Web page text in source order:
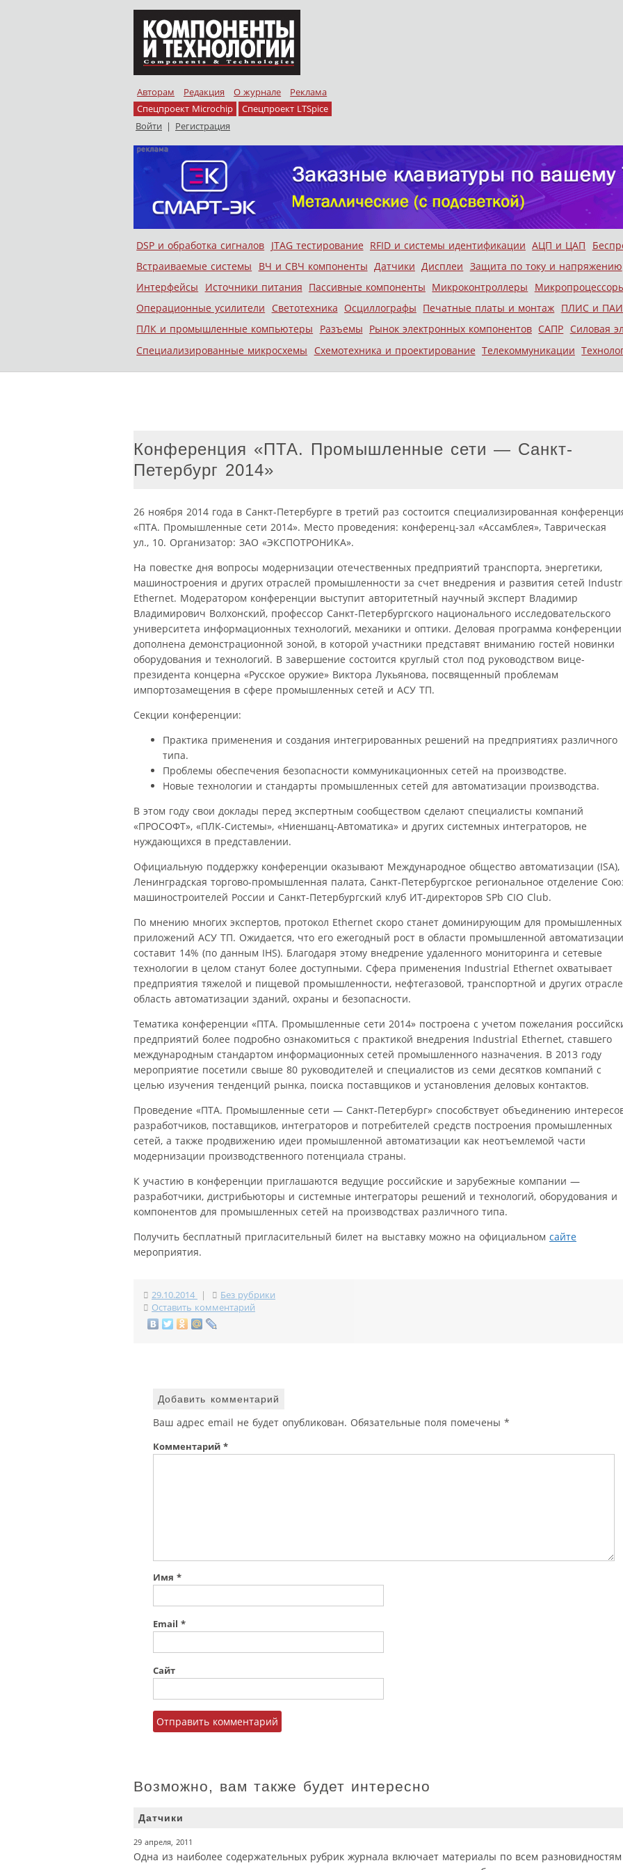
Авторам Редакция О журнале
Реклама
Спецпроект Microchip
Спецпроект LTSpice
Войти | Регистрация
Меню
Skip to content
DSP и обработка сигналов JTAG тестирование RFID и системы идентификации АЦП и ЦАП
Встраиваемые системы
ВЧ и СВЧ компоненты Датчики Дисплеи Защита по току и напряжению
Интерфейсы
Источники питания Пассивные компоненты Микроконтроллеры
Операционные усилители
Светотехника Осциллографы Печатные платы и монтаж ПЛИС и
ПЛК и промышленные компьютеры
Разъемы Рынок электронных компонентов САПР Силовая
Специализированные микросхемы
Схемотехника и проектирование Телекоммуникации
Конференция «ПТА. Промышленные сети — Санкт-
Петербург 2014»
26 ноября 2014 года в Санкт-Петербурге в третий раз состоится специализированная
«ПТА. Промышленные сети 2014». Место проведения: конференц-зал «Ассамблея», Таврическая
ул., 10. Организатор: ЗАО «ЭКСПОТРОНИКА».
На повестке дня вопросы модернизации отечественных предприятий транспорта, энергетики,
машиностроения и других отраслей промышленности за счет внедрения и развития сетей
Ethernet. Модератором конференции выступит авторитетный научный эксперт Владимир
Владимирович Волхонский, профессор Санкт-Петербургского национального исследовательского
университета информационных технологий, механики и оптики. Деловая программа конференции
дополнена демонстрационной зоной, в которой участники представят вниманию гостей новинки
оборудования и технологий. В завершение состоится круглый стол под руководством вице-
президента концерна «Русское оружие» Виктора Лукьянова, посвященный проблемам
импортозамещения в сфере промышленных сетей и АСУ ТП.
Секции конференции:
Практика применения и создания интегрированных решений на предприятиях различного
типа.
Проблемы обеспечения безопасности коммуникационных сетей на производстве.
Новые технологии и стандарты промышленных сетей для автоматизации производства.
В этом году свои доклады перед экспертным сообществом сделают специалисты компаний
«ПРОСОФТ», «ПЛК-Системы», «Ниеншанц-Автоматика» и других системных интеграторов, не
нуждающихся в представлении.
Официальную поддержку конференции оказывают Международное общество автоматизации (ISA),
Ленинградская торгово-промышленная палата, Санкт-Петербургское региональное отделение
машиностроителей России и Санкт-Петербургский клуб ИТ-директоров SPb CIO Club.
По мнению многих экспертов, протокол Ethernet скоро станет доминирующим для промышленных
приложений АСУ ТП. Ожидается, что его ежегодный рост в области промышленной автоматизации
составит 14% (по данным IHS). Благодаря этому внедрение удаленного мониторинга и сетевые
технологии в целом станут более доступными. Сфера применения Industrial Ethernet охватывает
предприятия тяжелой и пищевой промышленности, нефтегазовой, транспортной и других
область автоматизации зданий, охраны и безопасности.
Тематика конференции «ПТА. Промышленные сети 2014» построена с учетом пожелания
предприятий более подробно ознакомиться с практикой внедрения Industrial Ethernet, ставшего
международным стандартом информационных сетей промышленного назначения. В 2013 году
мероприятие посетили свыше 80 руководителей и специалистов из семи десятков компаний с
целью изучения тенденций рынка, поиска поставщиков и установления деловых контактов.
Проведение «ПТА. Промышленные сети — Санкт-Петербург» способствует объединению
разработчиков, поставщиков, интеграторов и потребителей средств построения промышленных
сетей, а также продвижению идеи промышленной автоматизации как неотъемлемой части
модернизации производственного потенциала страны.
К участию в конференции приглашаются ведущие российские и зарубежные компании —
разработчики, дистрибьюторы и системные интеграторы решений и технологий, оборудования и
компонентов для промышленных сетей на производствах различного типа.
Получить бесплатный пригласительный билет на выставку можно на официальном сайте
мероприятия.
29.10.2014 |
Без рубрики
Оставить комментарий
Добавить комментарий
Ваш адрес email не будет опубликован. Обязательные поля помечены *
Комментарий *
Имя *
Email *
Сайт
Возможно, вам также будет интересно
Датчики
29 апреля, 2011
Одна из наиболее содержательных рубрик журнала включает материалы по всем разновидностям